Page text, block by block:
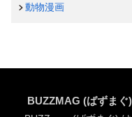
動物漫画
BUZZMAG (ばずま